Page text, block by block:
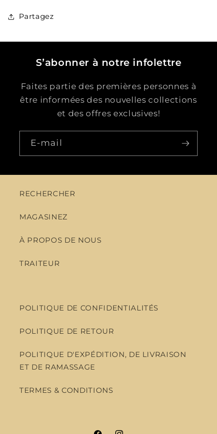
Partagez
S’abonner à notre infolettre
Faites partie des premières personnes à
être informées des nouvelles collections
et des offres exclusives!
E-mail
RECHERCHER
MAGASINEZ
À PROPOS DE NOUS
TRAITEUR
POLITIQUE DE CONFIDENTIALITÉS
POLITIQUE DE RETOUR
POLITIQUE D'EXPÉDITION, DE LIVRAISON
ET DE RAMASSAGE
TERMES & CONDITIONS